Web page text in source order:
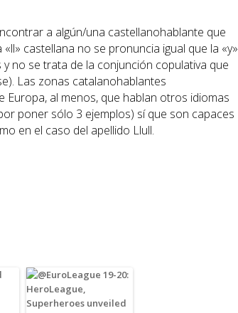
a algún/una castellanohablante que
castellana no se pronuncia igual que la «y»
no se trata de la conjunción copulativa que
Las zonas catalanohablantes
Europa, al menos, que hablan otros idiomas
poner sólo 3 ejemplos) sí que son capaces
en el caso del apellido Llull.